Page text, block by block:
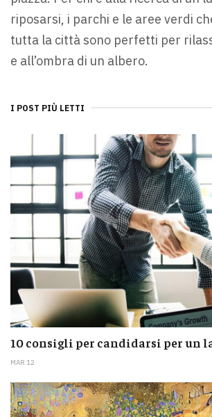
riposarsi, i parchi e le aree verdi
tutta la città sono perfetti per
e all’ombra di un albero.
I POST PIÙ LETTI
10 consigli per candidarsi per un
MAR 12